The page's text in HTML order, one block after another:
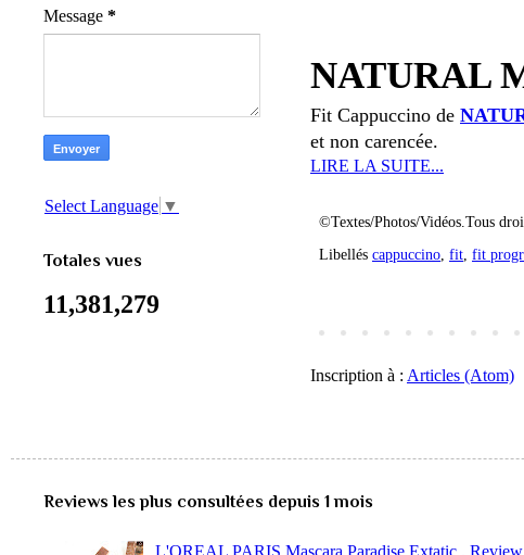
NATURAL
Fit Cappuccino de
et non carencée.
LIRE LA SUITE...
©Textes/Photos/Vidéos.Tous
Libellés cappuccino fit fit
Inscription à : Articles (Atom)
Message *
Select Language ▼
Totales vues
11,381,279
Reviews les plus consultées depuis 1 mois